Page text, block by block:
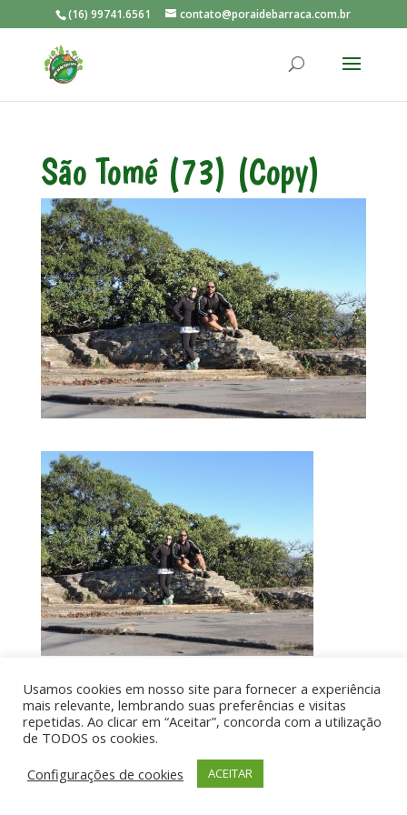
(16) 99741.6561 contato@poraidebarraca.com.br
São Tomé (73) (Copy)
Por aí de Barraca - direitos reservados - Desenvolvido
Usamos cookies em nosso site para fornecer a experiência
mais relevante, lembrando suas preferências e visitas
repetidas. Ao clicar em “Aceitar”, concorda com a utilização
de TODOS os cookies.
Configurações de cookies
ACEITAR